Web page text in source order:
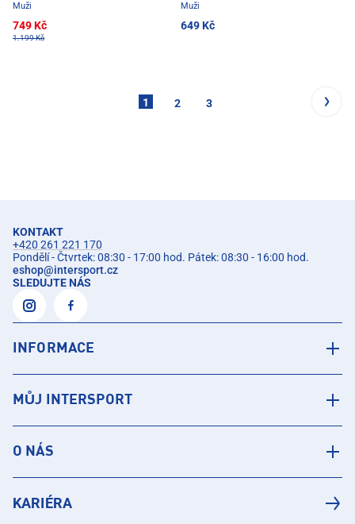
Muži
749 Kč
1.199 Kč
Muži
649 Kč
1 2 3
KONTAKT
+420 261 221 170
Pondělí - Čtvrtek: 08:30 - 17:00 hod. Pátek: 08:30 - 16:00 hod.
eshop@intersport.cz
SLEDUJTE NÁS
INFORMACE
MŮJ INTERSPORT
O NÁS
KARIÉRA